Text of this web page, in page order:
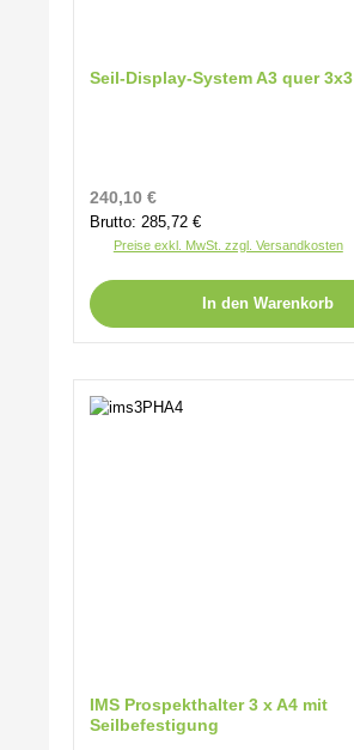
Seil-Display-System A3 quer 3x3
Regulärer Preis:
240,10 €
Brutto: 285,72 €
Preise exkl. MwSt. zzgl. Versandkosten
In den Warenkorb
IMS Prospekthalter 3 x A4 mit
Seilbefestigung